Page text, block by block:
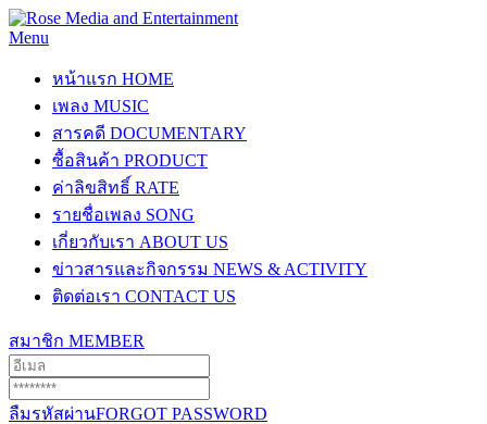
Menu
หน้าแรก HOME
เพลง MUSIC
สารคดี DOCUMENTARY
ซื้อสินค้า PRODUCT
ค่าลิขสิทธิ์ RATE
รายชื่อเพลง SONG
เกี่ยวกับเรา ABOUT US
ข่าวสารและกิจกรรม NEWS & ACTIVITY
ติดต่อเรา CONTACT US
สมาชิก MEMBER
ลืมรหัสผ่านFORGOT PASSWORD